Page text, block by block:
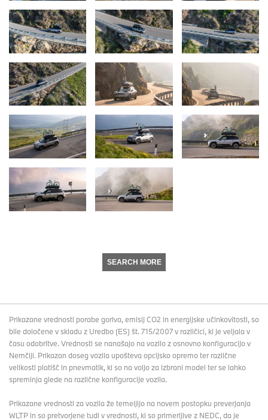
SEARCH MORE
Prikazane vrednosti porabe goriva, emisij CO2 in energijske učinkovitosti, so
bile določene v skladu z Uredbo (ES) št. 715/2007 v različici, ki je veljala v
času odobritve. Vrednosti se nanašajo na vozilo z osnovno konfiguracijo v
Nemčiji. Prikazan doseg vozila upošteva opcijsko opremo ter različne
velikosti platišč in pnevmatik, ki so na voljo za izbrani model ter se lahko
spreminja glede na različne konfiguracije vozila.
Prikazane vrednosti za vozila že temeljijo na novem postopku preverjanja
WLTP in so pretvorjene tudi v vrednosti, ki so primerljive z NEDC, da je